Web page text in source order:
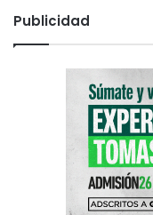
Publicidad